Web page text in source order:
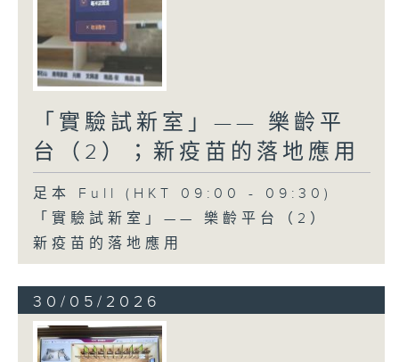
「實驗試新室」—— 樂齡平
台（2）；新疫苗的落地應用
足本 Full (HKT 09:00 - 09:30)
「實驗試新室」—— 樂齡平台（2）
新疫苗的落地應用
30/05/2026